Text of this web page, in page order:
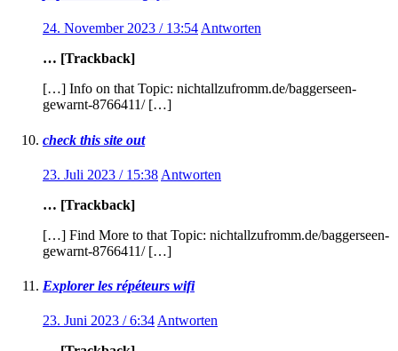
24. November 2023 / 13:54 Antworten
… [Trackback]
[…] Info on that Topic: nichtallzufromm.de/baggerseen-
gewarnt-8766411/ […]
check this site out
23. Juli 2023 / 15:38 Antworten
… [Trackback]
[…] Find More to that Topic: nichtallzufromm.de/baggerseen-
gewarnt-8766411/ […]
Explorer les répéteurs wifi
23. Juni 2023 / 6:34 Antworten